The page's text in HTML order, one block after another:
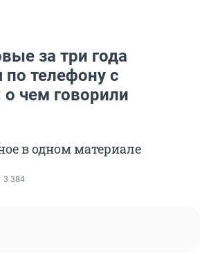
за три года
телефону с
чем говорили
в одном материале
3 384